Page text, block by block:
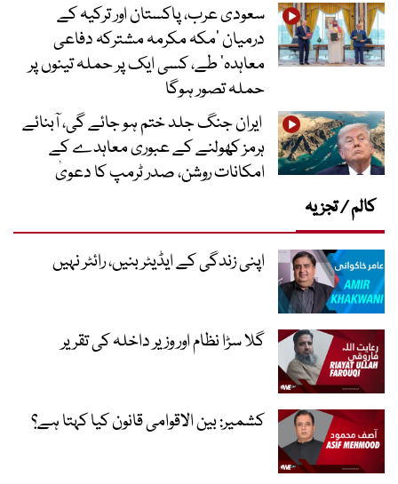
سعودی عرب، پاکستان اور ترکیہ کے
درمیان ’مکہ مکرمہ مشترکہ دفاعی
معاہدہ‘ طے، کسی ایک پر حملہ تینوں پر
حملہ تصور ہوگا
ایران جنگ جلد ختم ہو جائے گی، آبنائے
ہرمز کھولنے کے عبوری معاہدے کے
امکانات روشن، صدر ٹرمپ کا دعویٰ
کالم / تجزیہ
اپنی زندگی کے ایڈیٹر بنیں، رائٹر نہیں
گلا سڑا نظام اور وزیر داخلہ کی تقریر
کشمیر: بین الاقوامی قانون کیا کہتا ہے؟